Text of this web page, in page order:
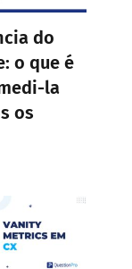
do
o que é
la
os